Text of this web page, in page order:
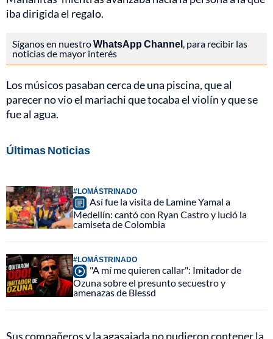
iba dirigida el regalo.
Síganos en nuestroWhatsApp Channel, para recibir las
noticias de mayor interés
Los músicos pasaban cerca de una piscina, que al
parecer no vio el mariachi que tocaba el violín y que se
fue al agua.
Últimas Noticias
#LOMÁSTRINADO
Así fue la visita de Lamine Yamal a
Medellín: cantó con Ryan Castro y lució la
camiseta de Colombia
#LOMÁSTRINADO
"A mí me quieren callar": Imitador de
Ozuna sobre el presunto secuestro y
amenazas de Blessd
Sus compañeros y la agasajada no pudieron contener la